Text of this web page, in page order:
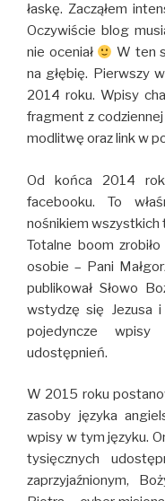
łaskę. Zacząłem
Oczywiście blog
nie oceniał
W ten
na głębię. Pierwszy
2014 roku. Wpisy
fragment z
modlitwę oraz link w
Od końca 2014
facebooku. To
nośnikiem wszystkich
Totalne boom
osobie – Pani
publikował Słowo
wstydzę się Jezusa
pojedyncze
udostępnień.
W 2015 roku
zasoby języka
wpisy w tym języku.
tysięcznych
zaprzyjaźnionym,